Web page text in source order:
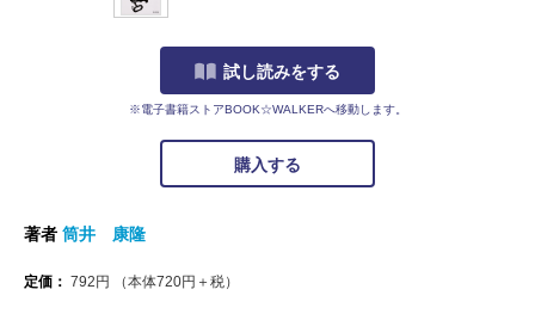
試し読みをする
※電子書籍ストアBOOK☆WALKERへ移動します。
購入する
著者 筒井 康隆
定価： 792 円 （本体720円＋税）